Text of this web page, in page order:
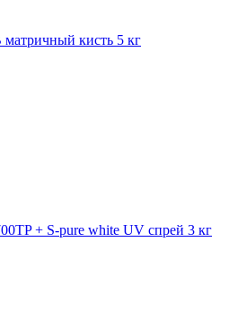
матричный кисть 5 кг
+ S-pure white UV спрей 3 кг